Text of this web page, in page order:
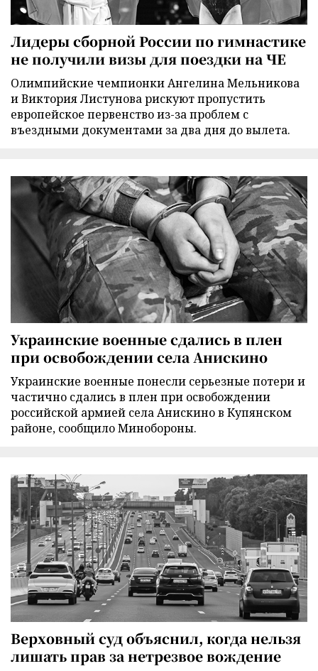
Лидеры сборной России по гимнастике
не получили визы для поездки на ЧЕ
Олимпийские чемпионки Ангелина Мельникова
и Виктория Листунова рискуют пропустить
европейское первенство из-за проблем с
въездными документами за два дня до вылета.
Украинские военные сдались в плен
при освобождении села Анискино
Украинские военные понесли серьезные потери и
частично сдались в плен при освобождении
российской армией села Анискино в Купянском
районе, сообщило Минобороны.
Верховный суд объяснил, когда нельзя
лишать прав за нетрезвое вождение